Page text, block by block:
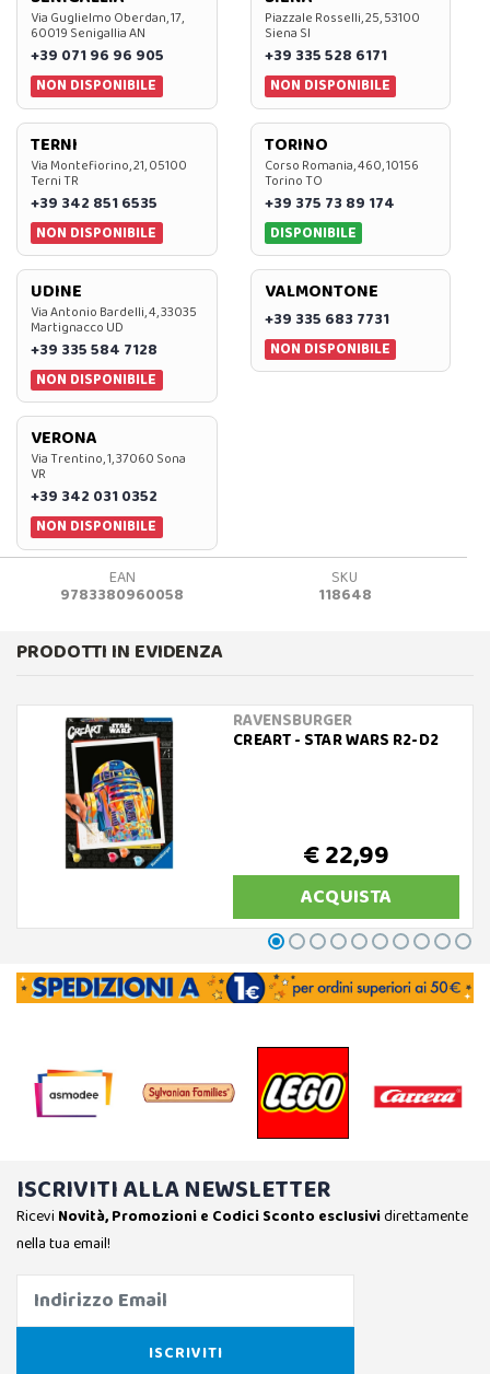
Via Guglielmo Oberdan, 17,
60019 Senigallia AN
+39 071 96 96 905
NON DISPONIBILE
Piazzale Rosselli, 25, 53100
Siena SI
+39 335 528 6171
NON DISPONIBILE
TERNI
Via Montefiorino, 21, 05100
Terni TR
+39 342 851 6535
NON DISPONIBILE
TORINO
Corso Romania, 460, 10156
Torino TO
+39 375 73 89 174
DISPONIBILE
UDINE
Via Antonio Bardelli, 4, 33035
Martignacco UD
+39 335 584 7128
NON DISPONIBILE
VALMONTONE
+39 335 683 7731
NON DISPONIBILE
VERONA
Via Trentino, 1, 37060 Sona
VR
+39 342 031 0352
NON DISPONIBILE
EAN
9783380960058
SKU
118648
PRODOTTI IN EVIDENZA
RAVENSBURGER
CREART - STAR WARS R2-D2
€ 22,99
ACQUISTA
ISCRIVITI ALLA NEWSLETTER
Ricevi Novità, Promozioni e Codici Sconto esclusividirettamente
nella tua email!